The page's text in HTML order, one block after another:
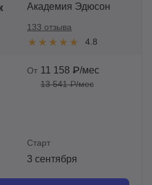
Академия Эдюсон
4.8
133 отзыва
От 11 158 ₽/мес
13 541 ₽/мес
Старт
3 сентября